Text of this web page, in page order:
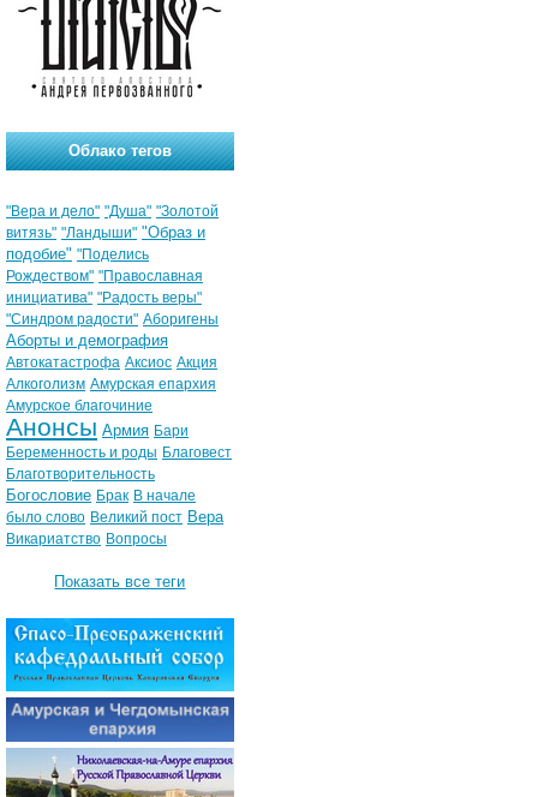
Облако тегов
"Вера и дело" "Душа" "Золотой
витязь" "Ландыши" "Образ и
подобие" "Поделись
Рождеством" "Православная
инициатива" "Радость веры"
"Синдром радости" Аборигены
Аборты и демография
Автокатастрофа Аксиос Акция
Алкоголизм Амурская епархия
Амурское благочиние
Анонсы Армия Бари
Беременность и роды Благовест
Благотворительность
Богословие Брак В начале
было слово Великий пост Вера
Викариатство Вопросы
Показать все теги